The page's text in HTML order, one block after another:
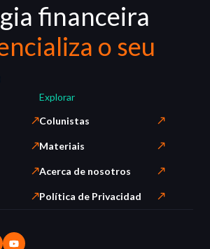
financeira
o seu
Explorar
Colunistas
Materiais
Acerca de nosotros
Política de Privacidad